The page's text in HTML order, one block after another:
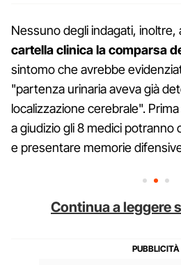
Nessuno degli indagati, inoltre,
cartella clinica la comparsa
sintomo che avrebbe
"partenza urinaria aveva già
localizzazione cerebrale".
a giudizio gli 8 medici
e presentare memorie
Continua a leggere